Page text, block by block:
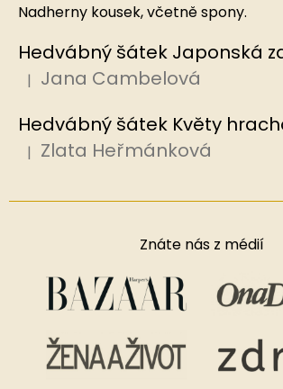
Nadherny kousek, včetně spony.
Hodnocení produktu je 5 z 5 hvězdiček.
| Jana Cambelová
Hodnocení produktu je 5 z 5 hvězdiček.
| Zlata Heřmánková
Znáte nás z médií